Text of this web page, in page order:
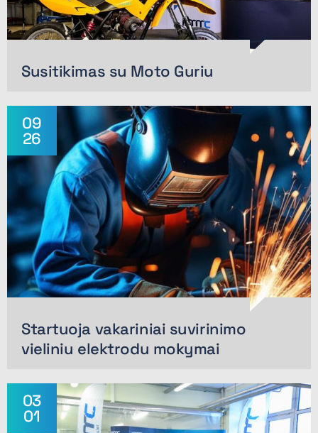
Susitikimas su Moto Guriu
09
26
Startuoja vakariniai suvirinimo
vieliniu elektrodu mokymai
03
01